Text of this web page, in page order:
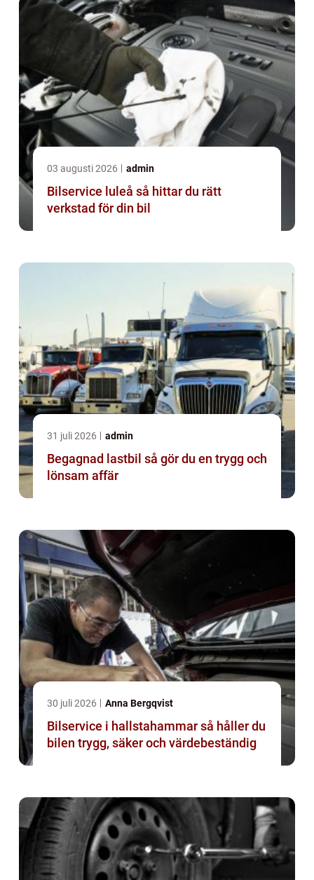
03 augusti 2026 admin
Bilservice luleå så hittar du rätt
verkstad för din bil
31 juli 2026 admin
Begagnad lastbil så gör du en trygg och
lönsam affär
30 juli 2026 Anna Bergqvist
Bilservice i hallstahammar så håller du
bilen trygg, säker och värdebeständig